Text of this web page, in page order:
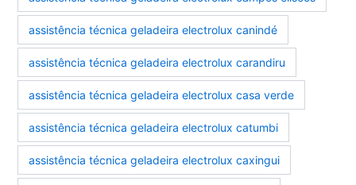
assistência técnica geladeira electrolux canindé
assistência técnica geladeira electrolux carandiru
assistência técnica geladeira electrolux casa verde
assistência técnica geladeira electrolux catumbi
assistência técnica geladeira electrolux caxingui